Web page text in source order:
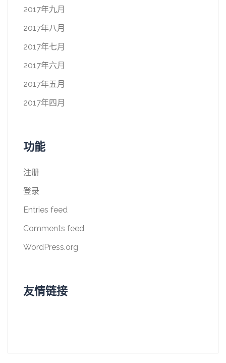
2017年九月
2017年八月
2017年七月
2017年六月
2017年五月
2017年四月
功能
注册
登录
Entries feed
Comments feed
WordPress.org
友情链接